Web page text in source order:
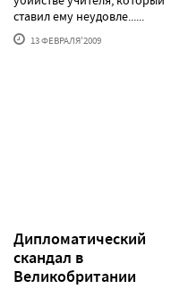
ставил ему неудовле......
13 ФЕВРАЛЯ'2009
Дипломатический
скандал в
Великобритании